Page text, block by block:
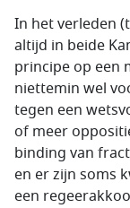
In het verleden
altijd in beide
principe op een
niettemin wel
tegen een
of meer
binding van
en er zijn soms
een